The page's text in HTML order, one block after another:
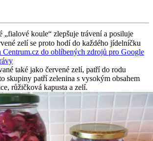
„fialové koule“ zlepšuje trávení a posiluje
zelí se proto hodí do každého jídelníčku
Centrum.cz do oblíbených zdrojů pro Google
také jako červené zelí, patří do rodu
skupiny patří zelenina s vysokým obsahem
růžičková kapusta a zelí.